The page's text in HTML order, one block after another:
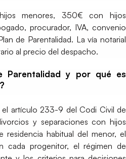
menores, 350€ con hijos
procurador, IVA, convenio
de Parentalidad. La vía notarial
al precio del despacho.
y por qué es
artículo 233-9 del Codi Civil de
y separaciones con hijos
residencia habitual del menor, el
cada progenitor, el régimen de